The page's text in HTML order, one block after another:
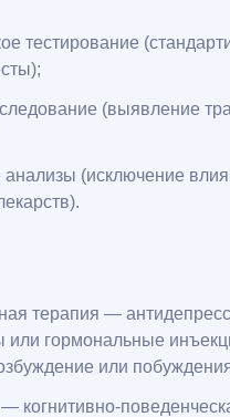
тестирование
(выявление
(исключение
терапия —
или гормональные
или
когнитивно-